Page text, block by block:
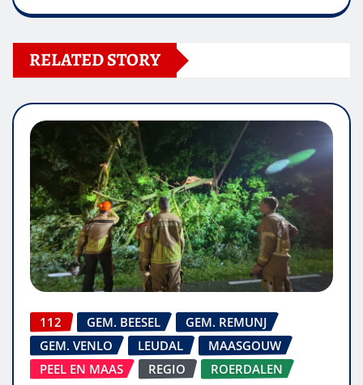
RELATED STORY
112 GEM. BEESEL
GEM. REMUNJ
GEM. VENLO
LEUDAL
MAASGOUW
PEEL EN MAAS
REGIO ROERDALEN